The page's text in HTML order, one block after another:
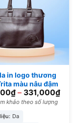
in logo thương
màu nâu đậm
CD-
05
₫ – 331,000₫
khảo theo số lượng
Da